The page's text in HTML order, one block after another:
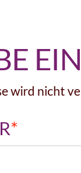
wird nicht
*